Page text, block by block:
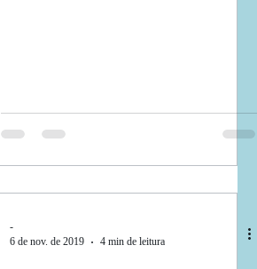
-
6 de nov. de 2019
4 min de leitura